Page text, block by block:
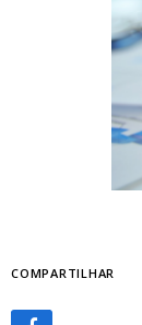
COMPARTILHAR